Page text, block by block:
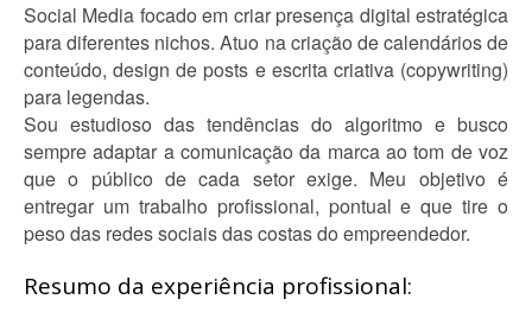
Social Media focado em criar presença digital estratégica
para diferentes nichos. Atuo na criação de calendários de
conteúdo, design de posts e escrita criativa (copywriting)
para legendas.
Sou estudioso das tendências do algoritmo e busco
sempre adaptar a comunicação da marca ao tom de voz
que o público de cada setor exige. Meu objetivo é
entregar um trabalho profissional, pontual e que tire o
peso das redes sociais das costas do empreendedor.
Resumo da experiência profissional: